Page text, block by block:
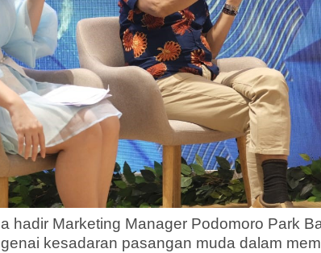
hadir Marketing Manager Podomoro Park
kesadaran pasangan muda dalam